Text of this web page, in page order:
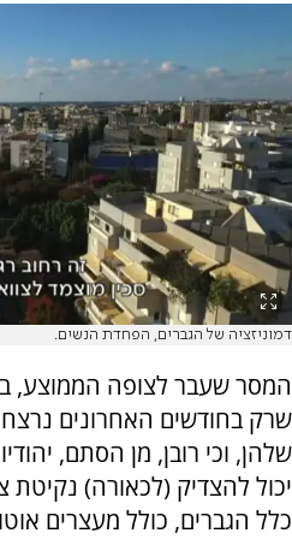
דמוניזציה של הגברים, הפחדת הנשים.
המסר שעבר לצופה הממוצע,
שלהן, וכי רובן, מן הסתם,
יכול להצדיק (לכאורה) נקיטת
כלל הגברים, כולל מעצרים